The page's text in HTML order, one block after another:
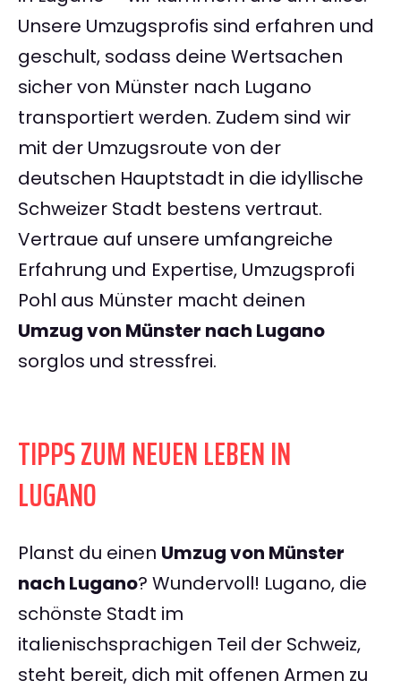
Unsere Umzugsprofis sind erfahren und
geschult, sodass deine Wertsachen
sicher von Münster nach Lugano
transportiert werden. Zudem sind wir
mit der Umzugsroute von der
deutschen Hauptstadt in die idyllische
Schweizer Stadt bestens vertraut.
Vertraue auf unsere umfangreiche
Erfahrung und Expertise, Umzugsprofi
Pohl aus Münster macht deinen
Umzug von Münster nach Lugano
sorglos und stressfrei.
TIPPS ZUM NEUEN LEBEN IN
LUGANO
Planst du einen Umzug von Münster
nach Lugano? Wundervoll! Lugano, die
schönste Stadt im
italienischsprachigen Teil der Schweiz,
steht bereit, dich mit offenen Armen zu